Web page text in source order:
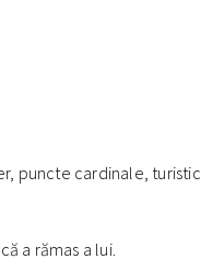
puncte cardinale,
a rămas a lui.